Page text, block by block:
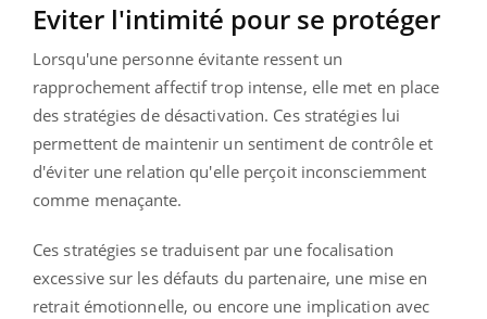
Eviter l'intimité pour se protéger
Lorsqu'une personne évitante ressent un
rapprochement affectif trop intense, elle met en place
des stratégies de désactivation. Ces stratégies lui
permettent de maintenir un sentiment de contrôle et
d'éviter une relation qu'elle perçoit inconsciemment
comme menaçante.
Ces stratégies se traduisent par une focalisation
excessive sur les défauts du partenaire, une mise en
retrait émotionnelle, ou encore une implication avec